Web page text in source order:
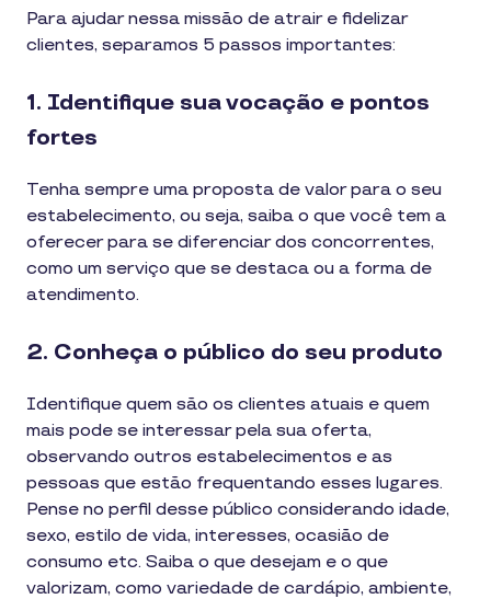
Para ajudar nessa missão de atrair e fidelizar
clientes, separamos 5 passos importantes:
1. Identifique sua vocação e pontos
fortes
Tenha sempre uma proposta de valor para o seu
estabelecimento, ou seja, saiba o que você tem a
oferecer para se diferenciar dos concorrentes,
como um serviço que se destaca ou a forma de
atendimento.
2. Conheça o público do seu produto
Identifique quem são os clientes atuais e quem
mais pode se interessar pela sua oferta,
observando outros estabelecimentos e as
pessoas que estão frequentando esses lugares.
Pense no perfil desse público considerando idade,
sexo, estilo de vida, interesses, ocasião de
consumo etc. Saiba o que desejam e o que
valorizam, como variedade de cardápio, ambiente,